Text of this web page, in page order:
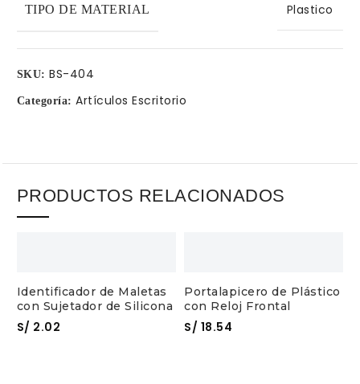
TIPO DE MATERIAL Plastico
SKU: BS-404
Categoría: Artículos Escritorio
PRODUCTOS RELACIONADOS
Identificador de Maletas
con Sujetador de Silicona
S/ 2.02
Portalapicero de Plástico
con Reloj Frontal
S/ 18.54